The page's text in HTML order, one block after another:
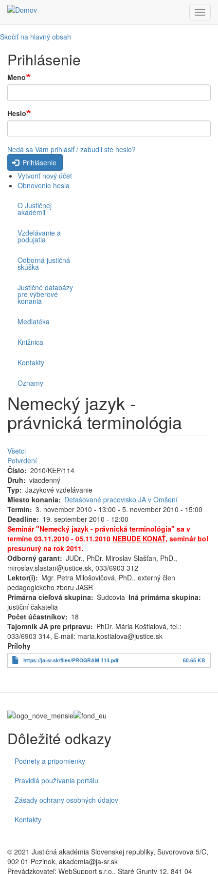
Skočiť na hlavný obsah
Prihlásenie
Meno
Heslo
Nedá sa Vám prihlásiť / zabudli ste heslo?
Prihlásenie
Vytvoriť nový účet
Obnovenie hesla
O Justičnej
akadémii
Vzdelávanie a
podujatia
Odborná justičná
skúška
Justičné databázy
pre výberové
konania
Mediatéka
Knižnica
Kontakty
Oznamy
Nemecký jazyk -
právnická terminológia
Všetci
Potvrdení
Číslo
2010/KEP/114
Druh
viacdenný
Typ
Jazykové vzdelávanie
Miesto konania
Detašované pracovisko JA v Omšení
Termín
3. november 2010 - 13:00 - 5. november 2010 - 15:00
Deadline
19. september 2010 - 12:00
Seminár "Nemecký jazyk - právnická terminológia" sa v
termíne 03.11.2010 - 05.11.2010 NEBUDE KONAŤ, seminár bol
presunutý na rok 2011.
Odborný garant JUDr., PhDr. Miroslav Slašťan, PhD.,
miroslav.slastan@justice.sk, 033/6903 312
Lektor(i)
Mgr. Petra Milošovičová, PhD., externý člen
pedagogického zboru JASR
Primárna cieľová skupina Sudcovia Iná primárna skupina
justiční čakatelia
Počet účastníkov
18
Tajomník JA pre prípravu
PhDr. Mária Koštialová, tel.:
033/6903 314, E-mail: maria.kostialova@justice.sk
Prílohy
https://ja-sr.sk/files/PROGRAM 114.pdf 60.65 KB
Dôležité odkazy
Podnety a pripomienky
Pravidlá používania portálu
Zásady ochrany osobných údajov
Kontakty
© 2021 Justičná akadémia Slovenskej republiky, Suvorovova 5/C,
902 01 Pezinok, akademia@ja-sr.sk
Prevádzkovateľ: WebSupport s.r.o., Staré Grunty 12, 841 04